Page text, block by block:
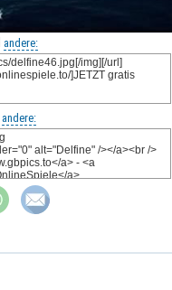
andere:
andere: